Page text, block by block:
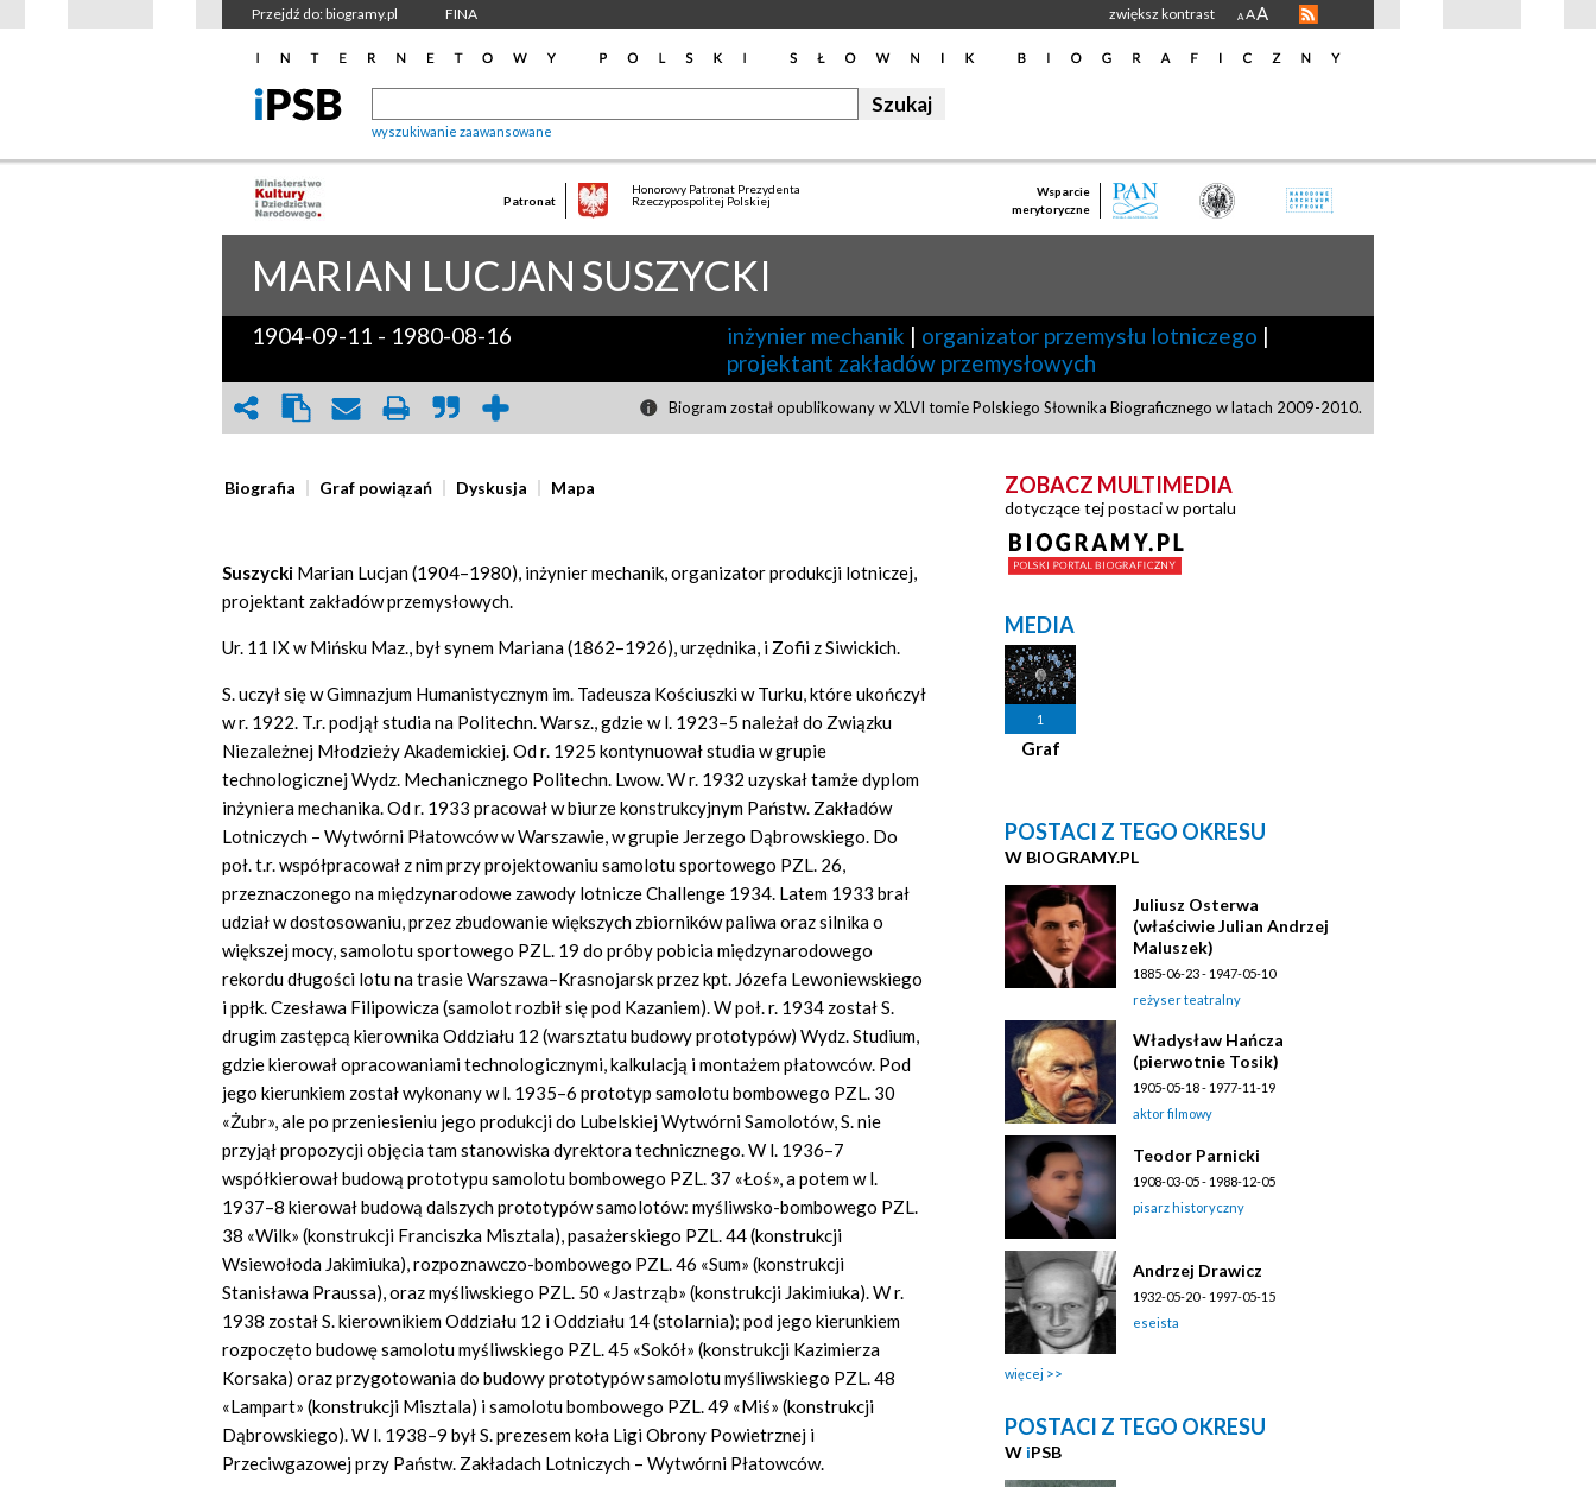
Przejdź do: biogramy.pl FINA zwiększ kontrast A AA
wyszukiwanie zaawansowane
Patronat
Honorowy Patronat Prezydenta
Rzeczypospolitej Polskiej
Wsparcie
merytoryczne
MARIAN LUCJAN SUSZYCKI
1904-09-11 - 1980-08-16 inżynier mechanik | organizator przemysłu lotniczego |
projektant zakładów przemysłowych
Biogram został opublikowany w XLVI tomie Polskiego Słownika Biograficznego w latach 2009-2010.
Biografia Graf powiązań Dyskusja Mapa
Suszycki Marian Lucjan (1904–1980), inżynier mechanik, organizator produkcji lotniczej,
projektant zakładów przemysłowych.
Ur. 11 IX w Mińsku Maz., był synem Mariana (1862–1926), urzędnika, i Zofii z Siwickich.
S. uczył się w Gimnazjum Humanistycznym im. Tadeusza Kościuszki w Turku, które ukończył
w r. 1922. T.r. podjął studia na Politechn. Warsz., gdzie w l. 1923–5 należał do Związku
Niezależnej Młodzieży Akademickiej. Od r. 1925 kontynuował studia w grupie
technologicznej Wydz. Mechanicznego Politechn. Lwow. W r. 1932 uzyskał tamże dyplom
inżyniera mechanika. Od r. 1933 pracował w biurze konstrukcyjnym Państw. Zakładów
Lotniczych – Wytwórni Płatowców w Warszawie, w grupie Jerzego Dąbrowskiego. Do
poł. t.r. współpracował z nim przy projektowaniu samolotu sportowego PZL. 26,
przeznaczonego na międzynarodowe zawody lotnicze Challenge 1934. Latem 1933 brał
udział w dostosowaniu, przez zbudowanie większych zbiorników paliwa oraz silnika o
większej mocy, samolotu sportowego PZL. 19 do próby pobicia międzynarodowego
rekordu długości lotu na trasie Warszawa–Krasnojarsk przez kpt. Józefa Lewoniewskiego
i ppłk. Czesława Filipowicza (samolot rozbił się pod Kazaniem). W poł. r. 1934 został S.
drugim zastępcą kierownika Oddziału 12 (warsztatu budowy prototypów) Wydz. Studium,
gdzie kierował opracowaniami technologicznymi, kalkulacją i montażem płatowców. Pod
jego kierunkiem został wykonany w l. 1935–6 prototyp samolotu bombowego PZL. 30
«Żubr», ale po przeniesieniu jego produkcji do Lubelskiej Wytwórni Samolotów, S. nie
przyjął propozycji objęcia tam stanowiska dyrektora technicznego. W l. 1936–7
współkierował budową prototypu samolotu bombowego PZL. 37 «Łoś», a potem w l.
1937–8 kierował budową dalszych prototypów samolotów: myśliwsko-bombowego PZL.
38 «Wilk» (konstrukcji Franciszka Misztala), pasażerskiego PZL. 44 (konstrukcji
Wsiewołoda Jakimiuka), rozpoznawczo-bombowego PZL. 46 «Sum» (konstrukcji
Stanisława Praussa), oraz myśliwskiego PZL. 50 «Jastrząb» (konstrukcji Jakimiuka). W r.
1938 został S. kierownikiem Oddziału 12 i Oddziału 14 (stolarnia); pod jego kierunkiem
rozpoczęto budowę samolotu myśliwskiego PZL. 45 «Sokół» (konstrukcji Kazimierza
Korsaka) oraz przygotowania do budowy prototypów samolotu myśliwskiego PZL. 48
«Lampart» (konstrukcji Misztala) i samolotu bombowego PZL. 49 «Miś» (konstrukcji
Dąbrowskiego). W l. 1938–9 był S. prezesem koła Ligi Obrony Powietrznej i
Przeciwgazowej przy Państw. Zakładach Lotniczych – Wytwórni Płatowców.
ZOBACZ MULTIMEDIA
dotyczące tej postaci w portalu
MEDIA
1
Graf
POSTACI Z TEGO OKRESU
W BIOGRAMY.PL
Juliusz Osterwa
(właściwie Julian Andrzej
Maluszek)
1885-06-23 - 1947-05-10
reżyser teatralny
Władysław Hańcza
(pierwotnie Tosik)
1905-05-18 - 1977-11-19
aktor filmowy
Teodor Parnicki
1908-03-05 - 1988-12-05
pisarz historyczny
Andrzej Drawicz
1932-05-20 - 1997-05-15
eseista
więcej
POSTACI Z TEGO OKRESU
W iPSB